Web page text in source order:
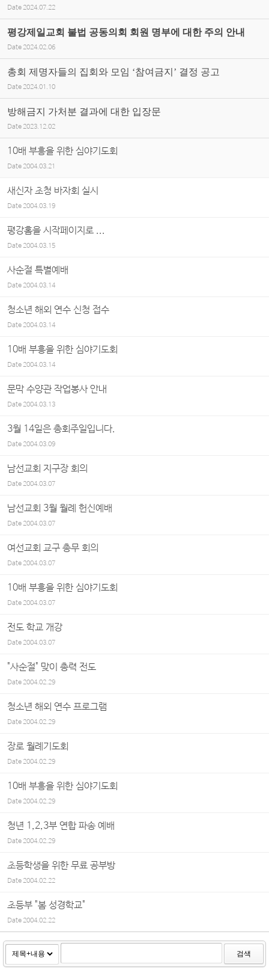
Date 2024.07.22
평강제일교회 불법 공동의회 회원 명부에 대한 주의 안내
Date 2024.02.06
총회 제명자들의 집회와 모임 ‘참여금지’ 결정 공고
Date 2024.01.10
방해금지 가처분 결과에 대한 입장문
Date 2023.12.02
10배 부흥을 위한 심야기도회
Date 2004.03.21
새신자 초청 바자회 실시
Date2004.03.19
평강홈을 시작페이지로 ...
Date2004.03.15
사순절 특별예배
Date2004.03.14
청소년 해외 연수 신청 접수
Date2004.03.14
10배 부흥을 위한 심야기도회
Date2004.03.14
문막 수양관 작업봉사 안내
Date2004.03.13
3월 14일은 총회주일입니다.
Date2004.03.09
남선교회 지구장 회의
Date2004.03.07
남선교회 3월 월례 헌신예배
Date2004.03.07
여선교회 교구 총무 회의
Date2004.03.07
10배 부흥을 위한 심야기도회
Date2004.03.07
전도 학교 개강
Date2004.03.07
"사순절" 맞이 총력 전도
Date2004.02.29
청소년 해외 연수 프로그램
Date2004.02.29
장로 월례기도회
Date2004.02.29
10배 부흥을 위한 심야기도회
Date2004.02.29
청년 1,2,3부 연합 파송 예배
Date2004.02.29
초등학생을 위한 무료 공부방
Date2004.02.22
초등부 "봄 성경학교"
Date2004.02.22
검색